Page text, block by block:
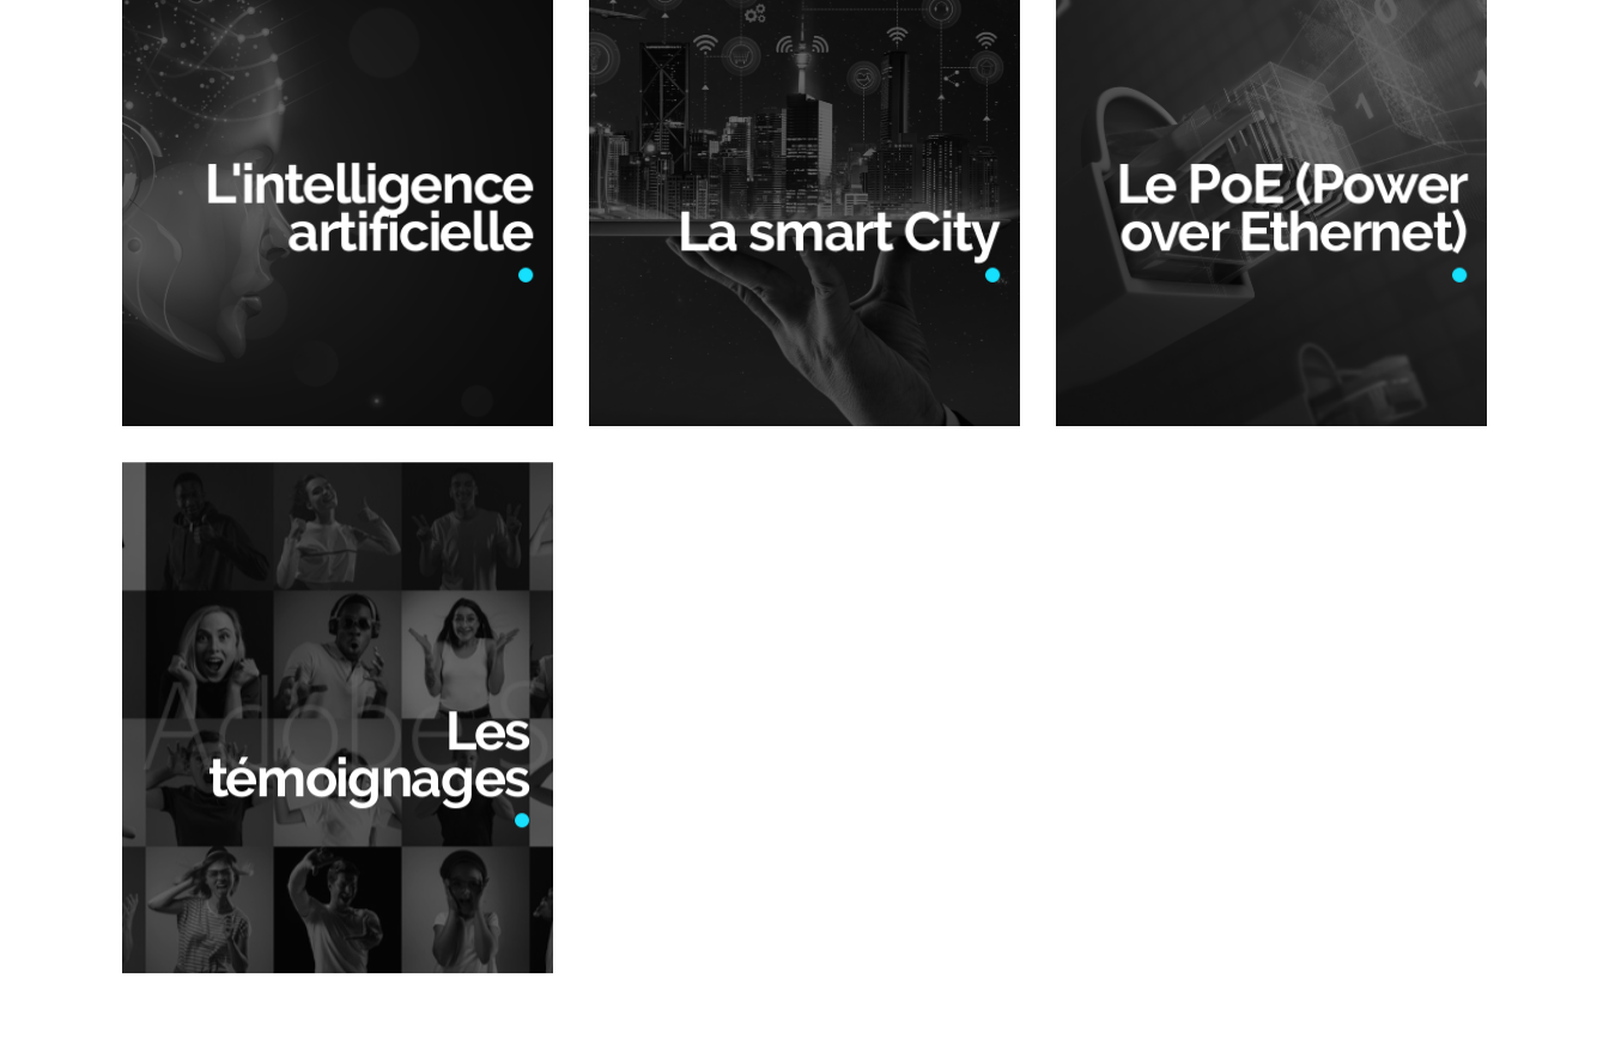
L'intelligence
artificielle La smart City
Le PoE (Power
over Ethernet)
Les
témoignages